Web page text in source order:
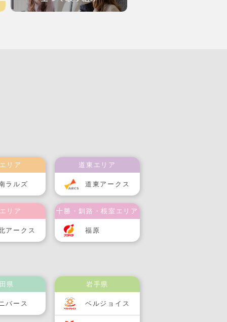
リア
ラルズ
リア
アークス
道東エリア
道東アークス
十勝・釧路・根室エリア
福原
県
バース
岩手県
ベルジョイス